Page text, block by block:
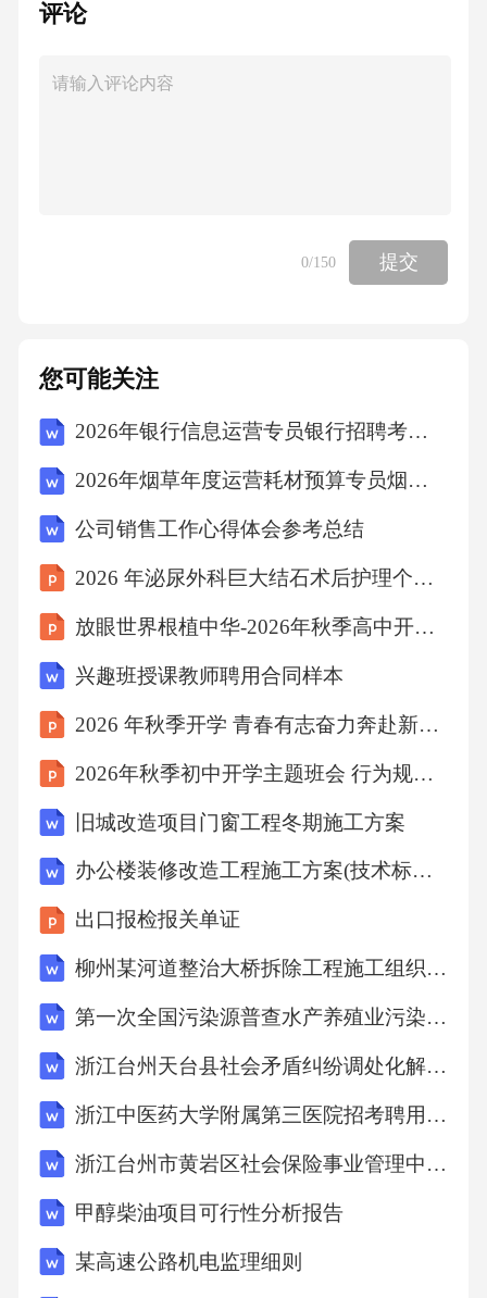
5.14……………22
检验记录
6…………………22
GB/T39894—2021
本标准按照给出的规则起草
GB/T1.1—2009。
本标准由全国船舶舾装标准化技术委员会提出
并归口
(SAC/TC129)。
东富达装饰工程有限公司天津新港船舶重工
:()、、
评论
0/150 提交
您可能关注
2026年银行信息运营专员银行招聘考试笔试试题（含答案）
2026年烟草年度运营耗材预算专员烟草公司招聘考试笔试试题（含答案）
公司销售工作心得体会参考总结
2026 年泌尿外科巨大结石术后护理个案分享
放眼世界根植中华-2026年秋季高中开学第一课
兴趣班授课教师聘用合同样本
2026 年秋季开学 青春有志奋力奔赴新目标
2026年秋季初中开学主题班会 行为规范与品德培养
旧城改造项目门窗工程冬期施工方案
办公楼装修改造工程施工方案(技术标施工组织设计)【完整版】
出口报检报关单证
柳州某河道整治大桥拆除工程施工组织设计
第一次全国污染源普查水产养殖业污染源产排污系数手册
浙江台州天台县社会矛盾纠纷调处化解中心选聘工作人员【共500题含答案解析】模拟检测试卷
浙江中医药大学附属第三医院招考聘用10人(2022年第一批)【共500题含答案解析】模拟检测试卷
浙江台州市黄岩区社会保险事业管理中心招考聘用编外合同制工作人员【共500题含答案解析】模拟检测试卷
甲醇柴油项目可行性分析报告
某高速公路机电监理细则